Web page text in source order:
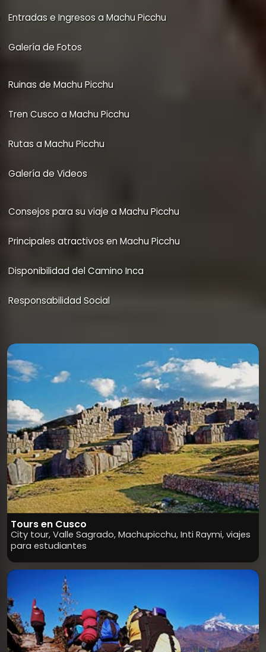
Entradas e Ingresos a Machu Picchu
Galería de Fotos
Ruinas de Machu Picchu
Tren Cusco a Machu Picchu
Rutas a Machu Picchu
Galería de Videos
Consejos para su viaje a Machu Picchu
Principales atractivos en Machu Picchu
Disponibilidad del Camino Inca
Responsabilidad Social
Tours en Cusco
City tour, Valle Sagrado, Machupicchu, Inti Raymi, viajes
para estudiantes